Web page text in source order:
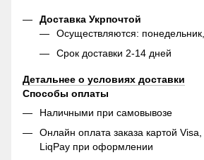
Доставка Укрпочтой
Осуществляются:
Срок доставки 2-14 дней
Детальнее о условиях доставки
Способы оплаты
Наличными при самовывозе
Онлайн оплата заказа картой
LiqPay при оформлении